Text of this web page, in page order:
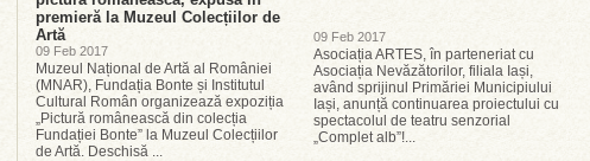
premieră la Muzeul Colecțiilor de
Artă
09 Feb 2017
Muzeul Național de Artă al României
(MNAR), Fundația Bonte și Institutul
Cultural Român organizează expoziția
„Pictură românească din colecția
Fundației Bonte” la Muzeul Colecțiilor
de Artă. Deschisă ...
09 Feb 2017
Asociația ARTES, în parteneriat cu
Asociația Nevăzătorilor, filiala Iași,
având sprijinul Primăriei Municipiului
Iași, anunță continuarea proiectului cu
spectacolul de teatru senzorial
„Complet alb”!...